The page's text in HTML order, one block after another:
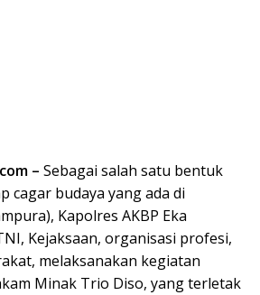
– Sebagai salah satu bentuk
cagar budaya yang ada di
Kapolres AKBP Eka
Kejaksaan, organisasi profesi,
melaksanakan kegiatan
Minak Trio Diso, yang terletak